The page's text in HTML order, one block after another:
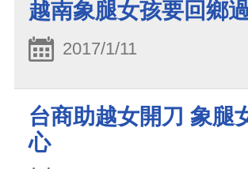
越南象腿女孩要回鄉
2017/1/11
台商助越女開刀 象腿
心